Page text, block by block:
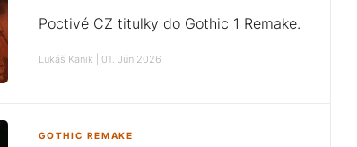
Poctivé CZ titulky do Gothic 1 Remake.
Lukáš Kanik | 01. Jún 2026
GOTHIC REMAKE